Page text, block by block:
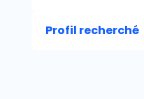
Profil recherché